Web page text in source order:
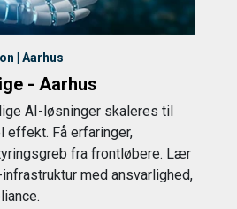
| Aarhus
- Aarhus
AI-løsninger skaleres til
effekt. Få erfaringer,
fra frontløbere. Lær
med ansvarlighed,